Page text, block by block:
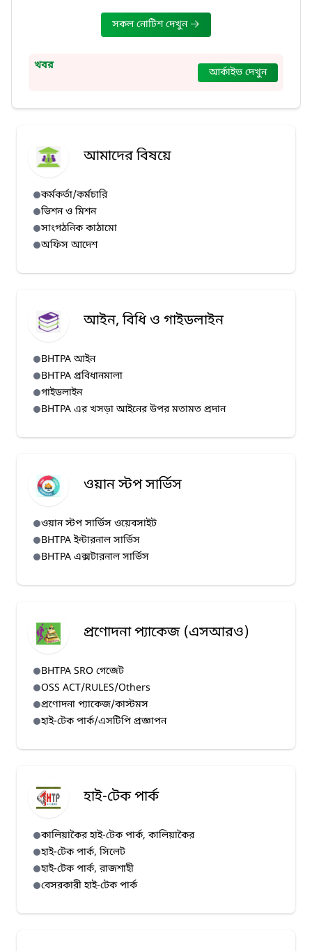
সকল নোটিশ দেখুন
খবর আর্কাইভ দেখুন
আমাদের বিষয়ে
কর্মকর্তা/কর্মচারি
ভিশন ও মিশন
সাংগঠনিক কাঠামো
অফিস আদেশ
আইন, বিধি ও গাইডলাইন
BHTPA আইন
BHTPA প্রবিধানমালা
গাইডলাইন
BHTPA এর খসড়া আইনের উপর মতামত প্রদান
ওয়ান স্টপ সার্ভিস
ওয়ান স্টপ সার্ভিস ওয়েবসাইট
BHTPA ইন্টারনাল সার্ভিস
BHTPA এক্সটারনাল সার্ভিস
প্রণোদনা প্যাকেজ (এসআরও)
BHTPA SRO গেজেট
OSS ACT/RULES/Others
প্রণোদনা প্যাকেজ/কাস্টমস
হাই-টেক পার্ক/এসটিপি প্রজ্ঞাপন
হাই-টেক পার্ক
কালিয়াকৈর হাই-টেক পার্ক, কালিয়াকৈর
হাই-টেক পার্ক, সিলেট
হাই-টেক পার্ক, রাজশাহী
বেসরকারী হাই-টেক পার্ক